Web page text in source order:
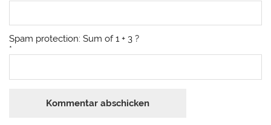
Spam protection: Sum of 1 + 3 ?
*